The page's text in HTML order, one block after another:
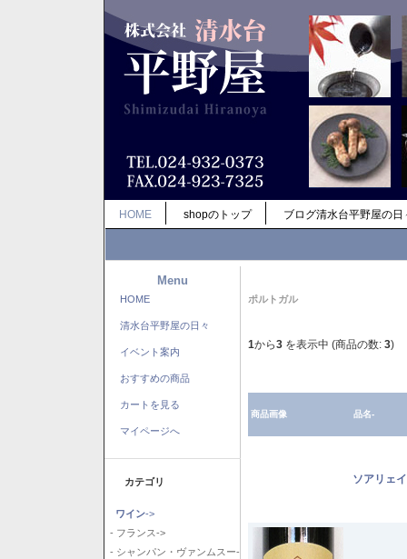
HOME shopのトップ ブログ清水台平野屋の日
Menu
HOME
清水台平野屋の日々
イベント案内
おすすめの商品
カートを見る
マイページへ
カテゴリ
ワイン->
- フランス->
- シャンパン・ヴァンムスー-
ポルトガル
1から3 を表示中 (商品の数: 3)
商品画像 品名-
ソアリェ